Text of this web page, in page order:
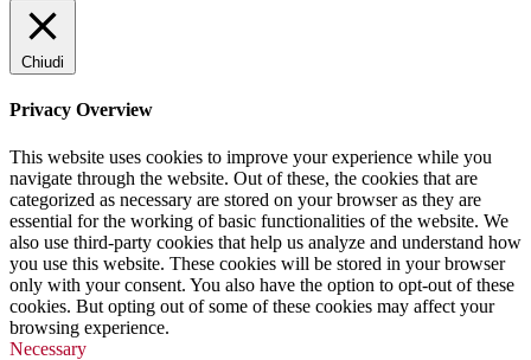
Chiudi
Privacy Overview
This website uses cookies to improve your experience while you
navigate through the website. Out of these, the cookies that are
categorized as necessary are stored on your browser as they are
essential for the working of basic functionalities of the website. We
also use third-party cookies that help us analyze and understand how
you use this website. These cookies will be stored in your browser
only with your consent. You also have the option to opt-out of these
cookies. But opting out of some of these cookies may affect your
browsing experience.
Necessary